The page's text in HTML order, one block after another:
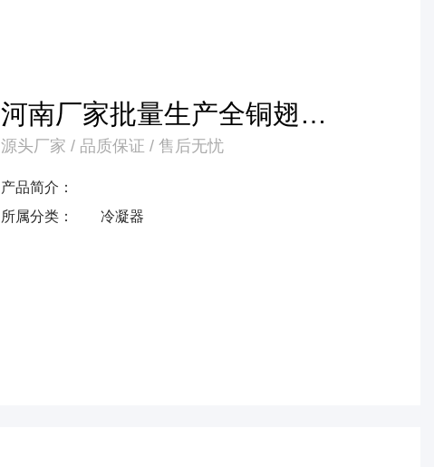
河南厂家批量生产全铜翅片
式蒸发器冷凝器产品
源头厂家 / 品质保证 / 售后无忧
产品简介：
所属分类：
冷凝器